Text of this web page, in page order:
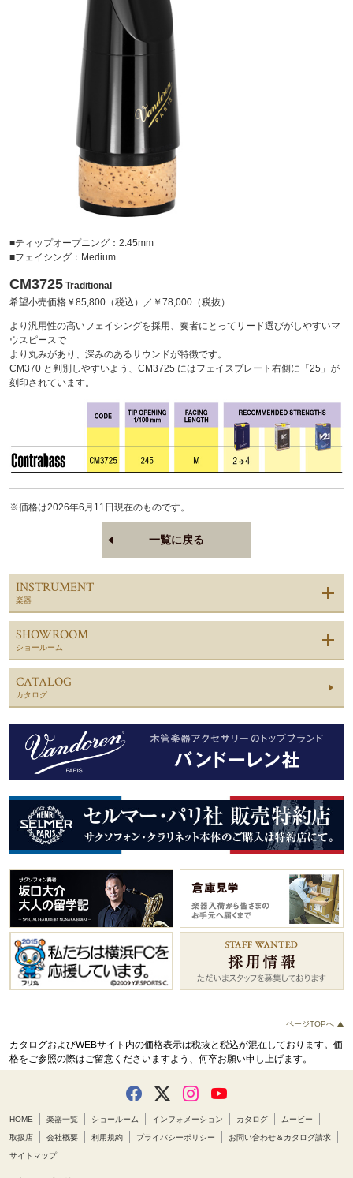
■ティップオープニング：2.45mm
■フェイシング：Medium
CM3725 Traditional
希望小売価格￥85,800（税込）／￥78,000（税抜）
より汎用性の高いフェイシングを採用、奏者にとってリード選びがしやすいマ
ウスピースで
より丸みがあり、深みのあるサウンドが特徴です。
CM370 と判別しやすいよう、CM3725 にはフェイスプレート右側に「25」が
刻印されています。
※価格は2026年6月11日現在のものです。
一覧に戻る
INSTRUMENT
楽器
SHOWROOM
ショールーム
CATALOG
カタログ
ページTOPへ
カタログおよびWEBサイト内の価格表示は税抜と税込が混在しております。 価
格をご参照の際はご留意くださいますよう、何卒お願い申し上げます。
HOME 楽器一覧 ショールーム インフォメーション カタログ ムービー
取扱店 会社概要 利用規約 プライバシーポリシー お問い合わせ＆カタログ請求
サイトマップ